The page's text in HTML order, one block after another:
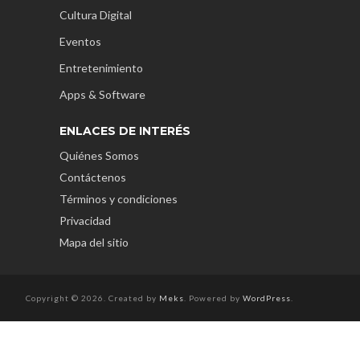
Cultura Digital
Eventos
Entretenimiento
Apps & Software
ENLACES DE INTERÉS
Quiénes Somos
Contáctenos
Términos y condiciones
Privacidad
Mapa del sitio
Copyright © 2026. Created by Meks . Powered by WordPress